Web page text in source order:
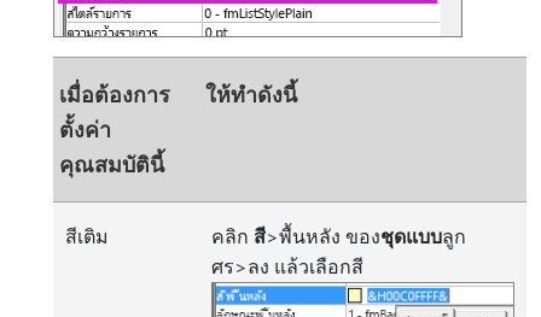
เมื่อต้องการ
ตั้งค่า
คุณสมบัตินี้
ให้ทำดังนี้
สีเติม คลิก สี>พื้นหลัง ของชุดแบบลูก
ศร>ลง แล้วเลือกสี